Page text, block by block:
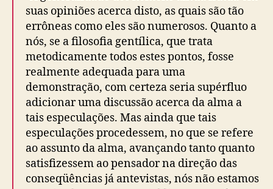
suas opiniões acerca disto, as quais são tão
errôneas como eles são numerosos. Quanto a
nós, se a filosofia gentílica, que trata
metodicamente todos estes pontos, fosse
realmente adequada para uma
demonstração, com certeza seria supérfluo
adicionar uma discussão acerca da alma a
tais especulações. Mas ainda que tais
especulações procedessem, no que se refere
ao assunto da alma, avançando tanto quanto
satisfizessem ao pensador na direção das
conseqüências já antevistas, nós não estamos